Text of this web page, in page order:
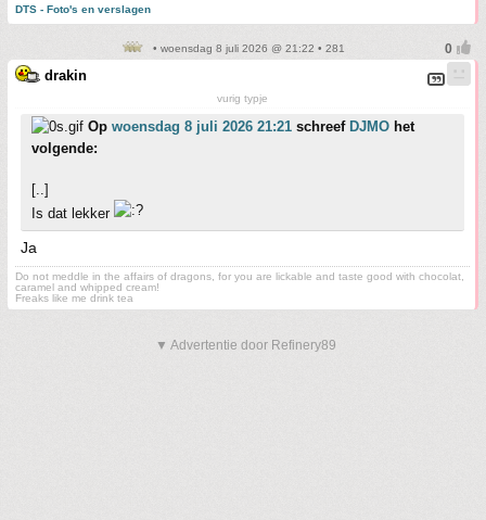
DTS - Foto's en verslagen
• woensdag 8 juli 2026 @ 21:22 • 281
drakin
vurig typje
Op woensdag 8 juli 2026 21:21 schreef DJMO het
volgende:
[..]
Is dat lekker
Ja
Do not meddle in the affairs of dragons, for you are lickable and taste good with chocolat,
caramel and whipped cream!
Freaks like me drink tea
▼ Advertentie door Refinery89